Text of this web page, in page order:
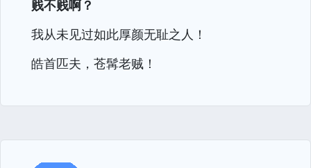
贱不贱啊？
我从未见过如此厚颜无耻之人！
皓首匹夫，苍髯老贼！